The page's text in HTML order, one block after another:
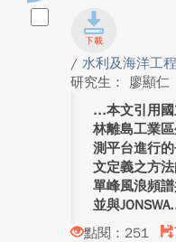
/ 水利及海洋工
研究生： 廖顯仁
本文引用
林離島工業
測平台進行
文定義之方
單峰風浪頻
並與
點閱：251